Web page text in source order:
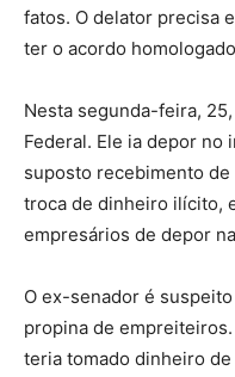
fatos. O delator precisa
ter o acordo
Nesta segunda-feira,
Federal. Ele ia depor
suposto recebimento
troca de dinheiro ilícito,
empresários de depor
O ex-senador é
propina de
teria tomado dinheiro de